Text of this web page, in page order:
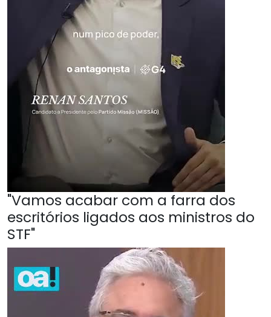
"Vamos acabar com a farra dos
escritórios ligados aos ministros do
STF"